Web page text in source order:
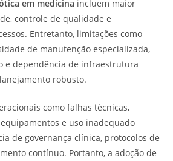
em medicina incluem maior
controle de qualidade e
Entretanto, limitações como
de manutenção especializada,
e dependência de infraestrutura
robusto.
como falhas técnicas,
e uso inadequado
de governança clínica, protocolos de
contínuo. Portanto, a adoção de